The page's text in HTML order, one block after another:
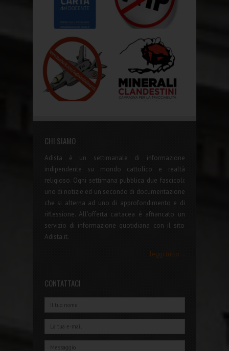
CHI SIAMO
Adista è un settimanale di informazione
indipendente su mondo cattolico e realtà
religioso. Ogni settimana pubblica due fascicoli:
uno di notizie ed un secondo di documentazione
che si alterna ad uno di approfondimento e di
riflessione. All'offerta cartacea è affiancato un
servizio di informazione quotidiana con il sito
Adista.it.
leggi tutto...
CONTATTACI